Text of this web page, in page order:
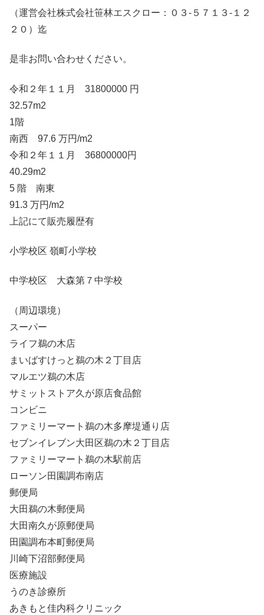
（運営会社株式会社笹林エスクロー：０３-５７１３-１２
２０）迄
是非お問い合わせください。
令和２年１１月 31800000 円
32.57m2
1階
南西 97.6 万円/m2
令和２年１１月 36800000円
40.29m2
5 階 南東
91.3 万円/m2
上記にて販売履歴有
小学校区 嶺町小学校
中学校区 大森第７中学校
（周辺環境）
スーパー
ライフ鵜の木店
まいばすけっと鵜の木２丁目店
マルエツ鵜の木店
サミットストア久が原店食品館
コンビニ
ファミリーマート鵜の木多摩堤通り店
セブンイレブン大田区鵜の木２丁目店
ファミリーマート鵜の木駅前店
ローソン田園調布南店
郵便局
大田鵜の木郵便局
大田南久が原郵便局
田園調布本町郵便局
川崎下沼部郵便局
医療施設
うのき診療所
あきもと佳内科クリニック